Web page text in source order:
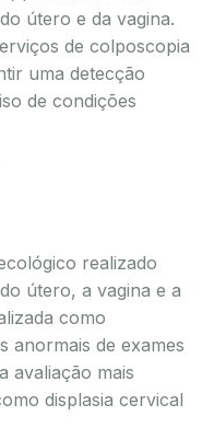
útero e da vagina.
de colposcopia
uma detecção
de condições
realizado
útero, a vagina e a
como
anormais de exames
avaliação mais
displasia cervical